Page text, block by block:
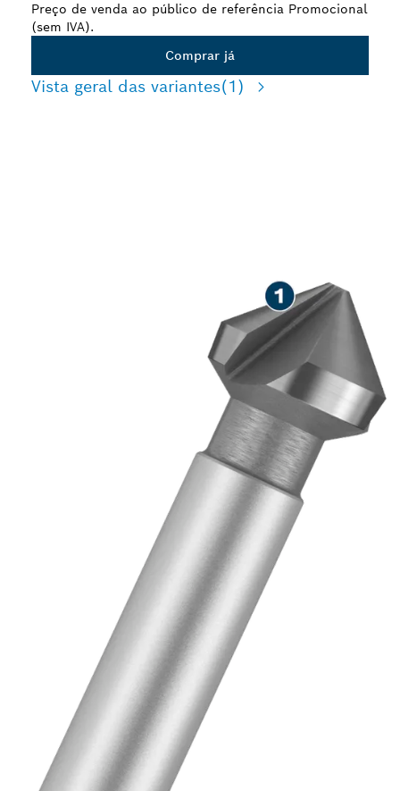
Preço de venda ao público de referência Promocional
(sem IVA).
Comprar já
Vista geral das variantes(1)